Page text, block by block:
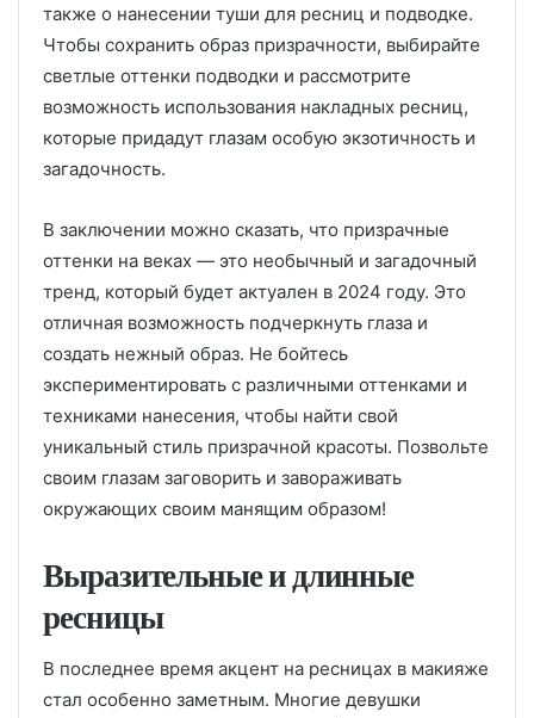
также о нанесении туши для ресниц и подводке.
Чтобы сохранить образ призрачности, выбирайте
светлые оттенки подводки и рассмотрите
возможность использования накладных ресниц,
которые придадут глазам особую экзотичность и
загадочность.
В заключении можно сказать, что призрачные
оттенки на веках — это необычный и загадочный
тренд, который будет актуален в 2024 году. Это
отличная возможность подчеркнуть глаза и
создать нежный образ. Не бойтесь
экспериментировать с различными оттенками и
техниками нанесения, чтобы найти свой
уникальный стиль призрачной красоты. Позвольте
своим глазам заговорить и завораживать
окружающих своим манящим образом!
Выразительные и длинные
ресницы
В последнее время акцент на ресницах в макияже
стал особенно заметным. Многие девушки